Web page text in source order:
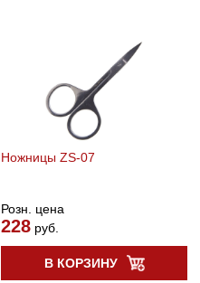
Ножницы ZS-07
Розн. цена
228 руб.
В КОРЗИНУ